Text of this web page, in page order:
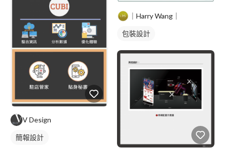
V Design
簡報設計
｜Harry Wang｜
包裝設計